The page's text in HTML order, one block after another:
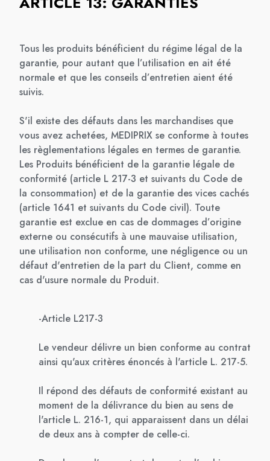
Tous les produits bénéficient du régime légal de la
garantie, pour autant que l’utilisation en ait été
normale et que les conseils d’entretien aient été
suivis.
S'il existe des défauts dans les marchandises que
vous avez achetées, MEDIPRIX se conforme à toutes
les règlementations légales en termes de garantie.
Les Produits bénéficient de la garantie légale de
conformité (article L 217-3 et suivants du Code de
la consommation) et de la garantie des vices cachés
(article 1641 et suivants du Code civil). Toute
garantie est exclue en cas de dommages d’origine
externe ou consécutifs à une mauvaise utilisation,
une utilisation non conforme, une négligence ou un
défaut d'entretien de la part du Client, comme en
cas d'usure normale du Produit.
-Article L217-3
Le vendeur délivre un bien conforme au contrat
ainsi qu'aux critères énoncés à l'article L. 217-5.
Il répond des défauts de conformité existant au
moment de la délivrance du bien au sens de
l'article L. 216-1, qui apparaissent dans un délai
de deux ans à compter de celle-ci.